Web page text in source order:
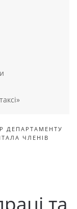
ДЕПАРТАМЕНТУ
ЧЛЕНІВ
та